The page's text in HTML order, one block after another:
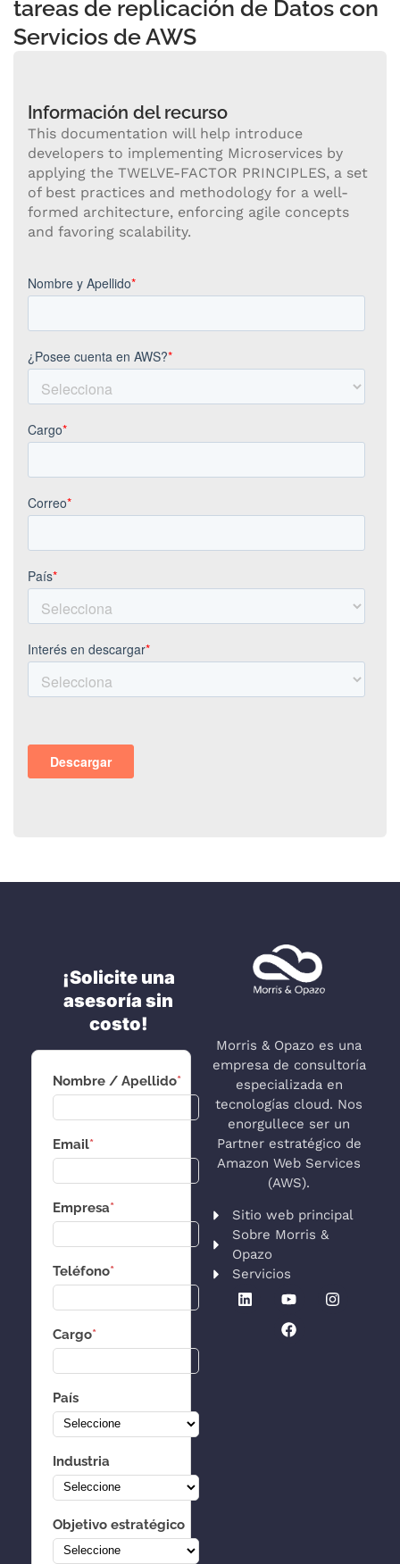
tareas de replicación de Datos con
Servicios de AWS
Información del recurso
This documentation will help introduce
developers to implementing Microservices by
applying the TWELVE-FACTOR PRINCIPLES, a set
of best practices and methodology for a well-
formed architecture, enforcing agile concepts
and favoring scalability.
¡Solicite una
asesoría sin
costo!
Nombre / Apellido*
Email*
Empresa*
Teléfono*
Cargo*
País
Industria
Objetivo estratégico
Morris & Opazo es una
empresa de consultoría
especializada en
tecnologías cloud. Nos
enorgullece ser un
Partner estratégico de
Amazon Web Services
(AWS).
Sitio web principal
Sobre Morris &
Opazo
Servicios